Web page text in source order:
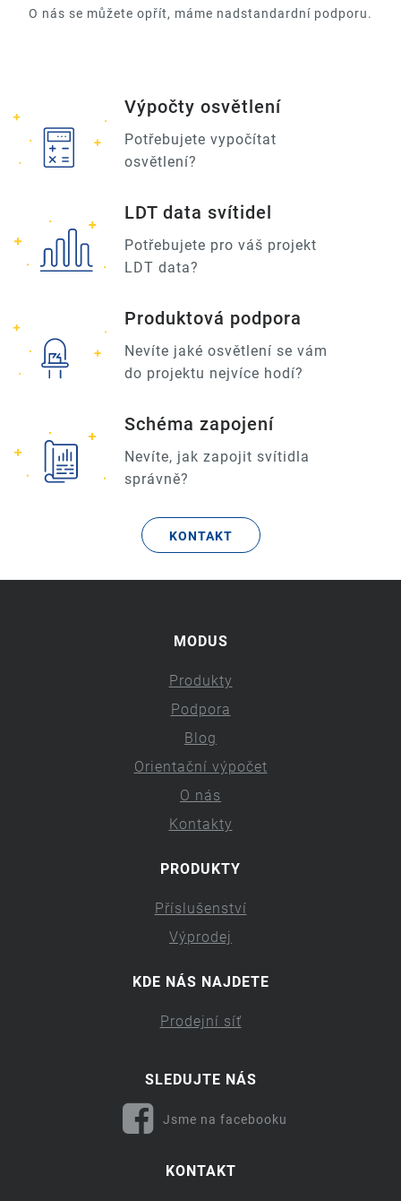
O nás se můžete opřít, máme nadstandardní podporu.
Výpočty osvětlení
Potřebujete vypočítat
osvětlení?
LDT data svítidel
Potřebujete pro váš projekt
LDT data?
Produktová podpora
Nevíte jaké osvětlení se vám
do projektu nejvíce hodí?
Schéma zapojení
Nevíte, jak zapojit svítidla
správně?
KONTAKT
MODUS
Produkty
Podpora
Blog
Orientační výpočet
O nás
Kontakty
PRODUKTY
Příslušenství
Výprodej
KDE NÁS NAJDETE
Prodejní síť
SLEDUJTE NÁS
Jsme na facebooku
KONTAKT